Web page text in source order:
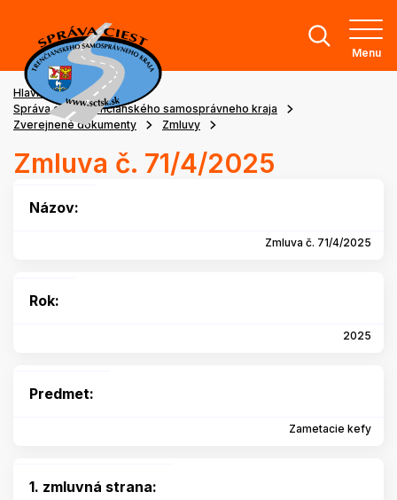
Menu
Hlavná stránka
Správa ciest Trenčianského samosprávneho kraja
Zverejnené dokumenty
Zmluvy
Zmluva č. 71/4/2025
Názov:
Zmluva č. 71/4/2025
Rok:
2025
Predmet:
Zametacie kefy
1. zmluvná strana: